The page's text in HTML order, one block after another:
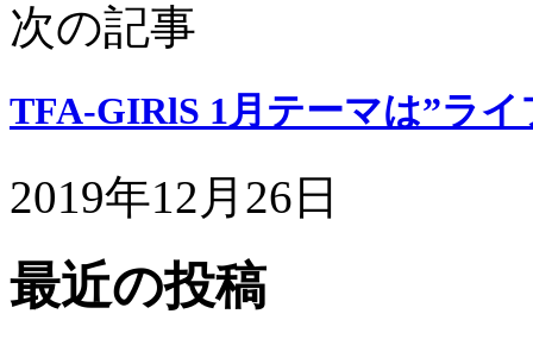
次の記事
TFA-GIRlS 1月テーマは”ラ
2019年12月26日
最近の投稿